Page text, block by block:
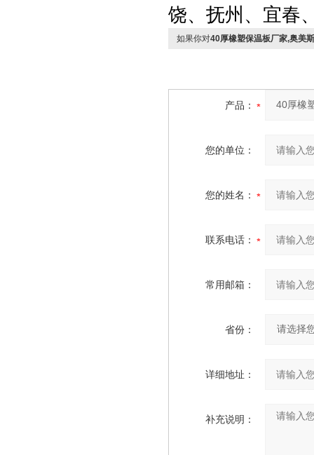
饶、抚州、宜
如果你对40厚橡塑保温板厂家,奥美
产品：
您的单位：
您的姓名：
联系电话：
常用邮箱：
省份：
详细地址：
补充说明：